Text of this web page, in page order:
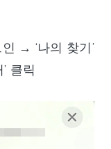
인 → ‘나의 찾기’
클릭